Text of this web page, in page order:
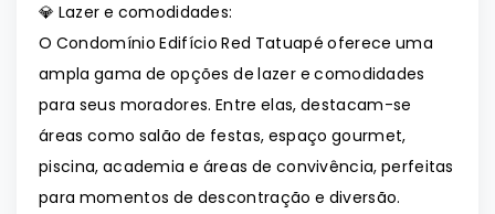
💎 Lazer e comodidades:
O Condomínio Edifício Red Tatuapé oferece uma
ampla gama de opções de lazer e comodidades
para seus moradores. Entre elas, destacam-se
áreas como salão de festas, espaço gourmet,
piscina, academia e áreas de convivência, perfeitas
para momentos de descontração e diversão.